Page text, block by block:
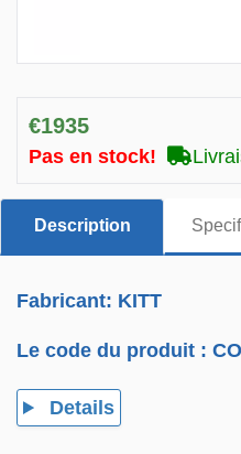
€1935
Pas en stock!
Description
Fabricant: KITT
Le code du produit :
Details